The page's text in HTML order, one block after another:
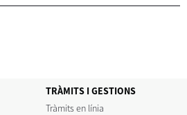
TRÀMITS I GESTIONS
Tràmits en línia